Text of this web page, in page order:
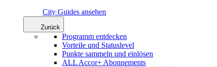
City Guides ansehen
Zurück
Programm entdecken
Vorteile und Statuslevel
Punkte sammeln und einlösen
ALL Accor+ Abonnements